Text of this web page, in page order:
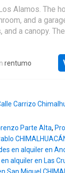
básicos
Ideal para
en una zona
Alamos. The
and a
a canopy.
rentumo
Carrizo
Parte Alta,
en alquiler en
alquiler en Las